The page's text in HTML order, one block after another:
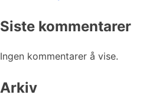
Siste kommentarer
Ingen kommentarer å vise.
Arkiv